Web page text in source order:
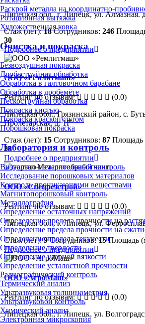
Раскрой металла на координатно-
Ротационная вытяжка
Художественная ковка
Очистка и покраска
Безвоздушная покраска
Дробеструйная обработка
Обработка в галтовочном барабане
Обработка в дробемёте
Пескоструйная обработка
Покраска кистью
Покраска краскопультом
Порошковая покраска
Лаборатория и контроль
Визуально-измерительный контроль
Исследование порошковых материалов
Контроль проникающими веществами
Магнитопорошковый контроль
Металлография
Определение остаточных напряжений
Определение предела прочности на
Определение предела прочности на
Определение предела текучести
Определение твердости
Определение ударной вязкости
Определение усталостной прочности
Радиографический контроль
Термический анализ
Ультразвуковая толщинометрия
Ультразвуковой контроль
Химический анализ
Электронная микроскопия
Липецкая обл., г. Липецк, ул. Алмазная.
Стаж (лет):18 Сотрудников: 246
30
Подробнее о предприятии
ООО «Ремлитмаш»
Рейтинг по отзывам:
(0.0)
Липецкая обл., Грязинский район, с.
Пролетарская, д. 1Г
Стаж (лет): 15 Сотрудников: 87 Площадь
28
Подробнее о предприятии
ООО «Спецрезстрой»
Рейтинг по отзывам:
(0.0)
Липецкая обл., г. Липецк, ул.
Стаж (лет):9 Сотрудников:15 Площадь
Подробнее о предприятии
ООО «АгроМаш»
Рейтинг по отзывам:
(0.0)
Липецкая обл., г. Липецк, ул.